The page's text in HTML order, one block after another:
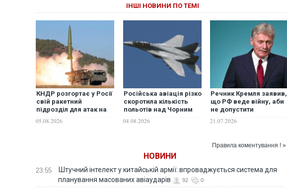
ІНШІ НОВИНИ ПО ТЕМІ
КНДР розгортає у Росії
свій ракетний
підрозділ для атак на
05.08.2026
Російська авіація різко
скоротила кількість
польотів над Чорним
04.08.2026
Речник Кремля заявив,
що РФ веде війну, аби
не допустити
НАТО в Україні
21.07.2026
Правила коментування ! »
НОВИНИ
23:55
Штучний інтелект у китайській армії: впроваджується система для
планування масованих авіаударів
92 0